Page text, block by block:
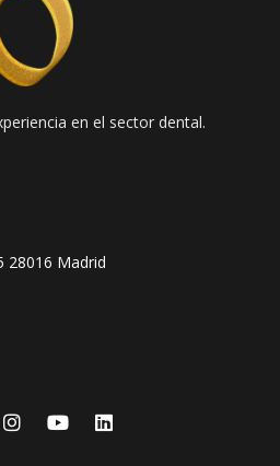
en el sector dental.
28016 Madrid
I
n
Y L